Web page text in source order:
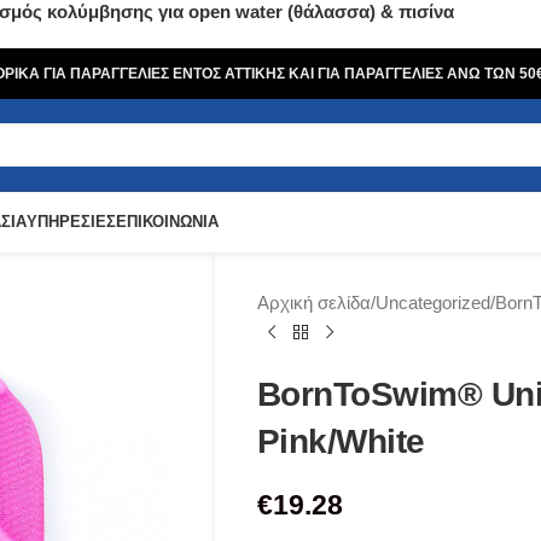
κολύμβησης για open water (θάλασσα) & πισίνα
ΓΙΑ ΠΑΡΑΓΓΕΛΙΕΣ ΕΝΤΟΣ ΑΤΤΙΚΗΣ ΚΑΙ ΓΙΑ ΠΑΡΑΓΓΕΛΙΕΣ ΑΝΩ ΤΩΝ
ΥΠΗΡΕΣΙΕΣΕΠΙΚΟΙΝΩΝΙΑ
Αρχική σελίδα Uncategorized
BornToSwim®
Pink/White
€19.28